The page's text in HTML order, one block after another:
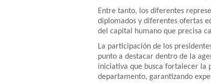
Entre tanto, los diferentes
diplomados y diferentes ofertas
del capital humano que precisa
La participación de los
punto a destacar dentro de la
iniciativa que busca fortalecer la
departamento, garantizando